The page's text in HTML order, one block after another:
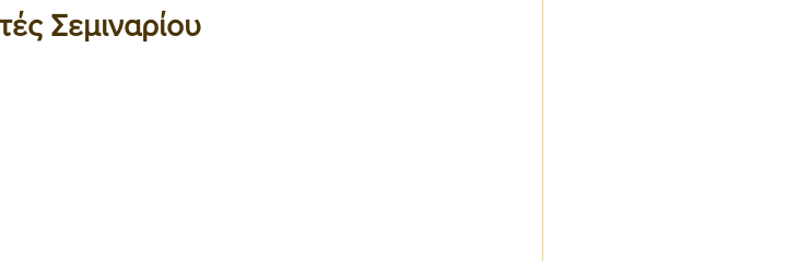
Σεμιναρίου